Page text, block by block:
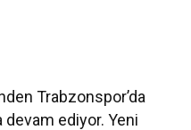
Trabzonspor’da
devam ediyor. Yeni